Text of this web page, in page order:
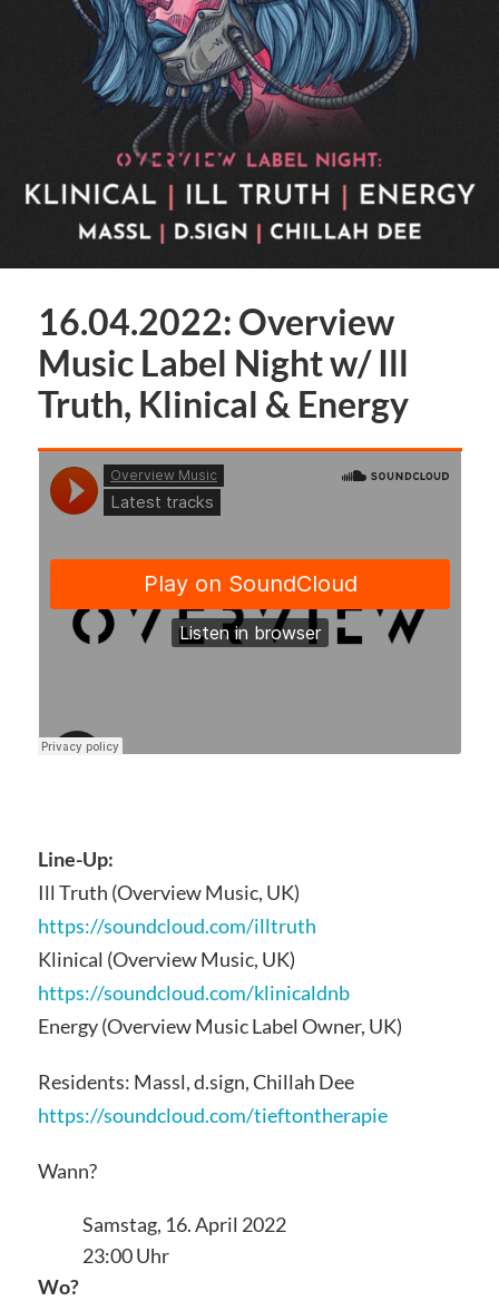
16.04.2022: Overview
Music Label Night w/ Ill
Truth, Klinical & Energy
Line-Up:
Ill Truth (Overview Music, UK)
https://soundcloud.com/illtruth
Klinical (Overview Music, UK)
https://soundcloud.com/klinicaldnb
Energy (Overview Music Label Owner, UK)
Residents: Massl, d.sign, Chillah Dee
https://soundcloud.com/tieftontherapie
Wann?
Samstag, 16. April 2022
23:00 Uhr
Wo?